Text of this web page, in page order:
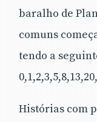
baralho de
comuns
tendo a
Histórias com